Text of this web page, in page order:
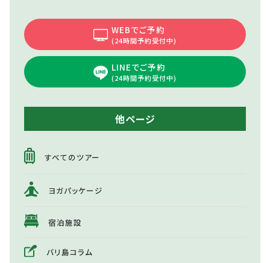
WEBでご予約
(24時間予約受付中)
LINEでご予約
(24時間予約受付中)
他ページ
すべてのツアー
ヨガパッケージ
宿泊施設
バリ島コラム